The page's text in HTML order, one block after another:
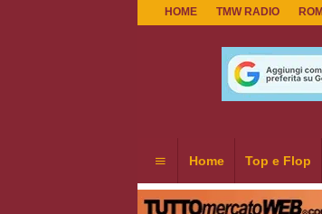
HOME TMW RADIO
Home Top e Flop